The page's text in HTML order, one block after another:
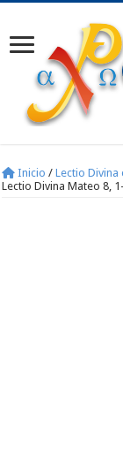
Inicio / Lectio Divina
Lectio Divina Mateo 8,